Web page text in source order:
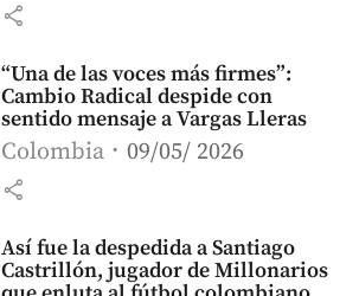
share
“Una de las voces más firmes”:
Cambio Radical despide con
sentido mensaje a Vargas Lleras
Colombia 09/05/ 2026
share
Así fue la despedida a Santiago
Castrillón, jugador de Millonarios